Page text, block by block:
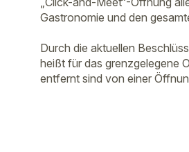
Gastronomie und den
Durch die aktuellen
heißt für das grenzgelegene
entfernt sind von einer